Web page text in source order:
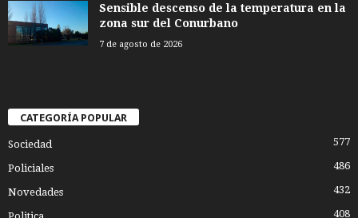
Sensible descenso de la temperatura en la
zona sur del Conurbano
7 de agosto de 2026
CATEGORÍA POPULAR
Sociedad 577
Policiales 486
Novedades 432
408